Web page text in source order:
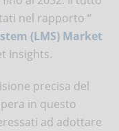
nel rapporto “
(LMS) Market
Insights.
precisa del
in questo
ad adottare